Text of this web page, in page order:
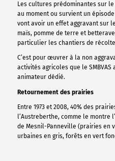
Les cultures prédominantes sur
au moment ou survient un
vont avoir un effet aggravant sur
maïs, pomme de terre et
particulier les chantiers de
C’est pour œuvrer à la non
activités agricoles que le
animateur dédié.
Retournement des prairies
Entre 1973 et 2008, 40% des
l’Austreberthe, comme le montre
de Mesnil-Panneville (prairies en
urbaines en gris, forêts en vert